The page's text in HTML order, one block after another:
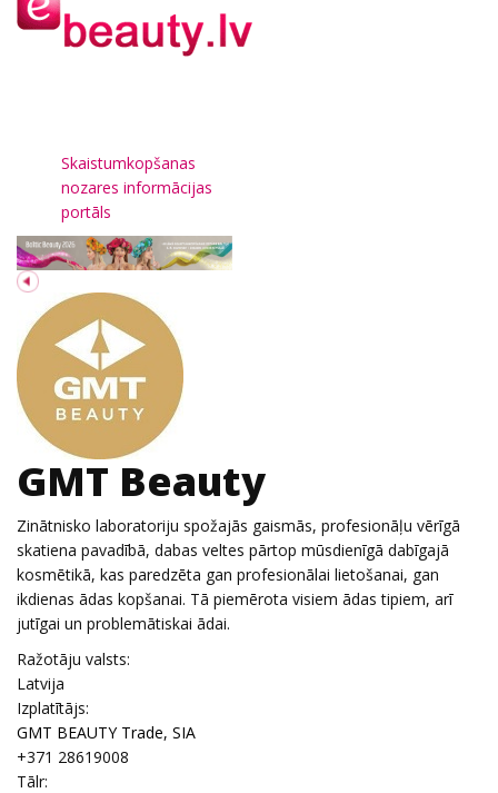
Skaistumkopšanas
nozares informācijas
portāls
GMT Beauty
Zinātnisko laboratoriju spožajās gaismās, profesionāļu vērīgā
skatiena pavadībā, dabas veltes pārtop mūsdienīgā dabīgajā
kosmētikā, kas paredzēta gan profesionālai lietošanai, gan
ikdienas ādas kopšanai. Tā piemērota visiem ādas tipiem, arī
jutīgai un problemātiskai ādai.
Ražotāju valsts:
Latvija
Izplatītājs:
GMT BEAUTY Trade, SIA
+371 28619008
Tālr: